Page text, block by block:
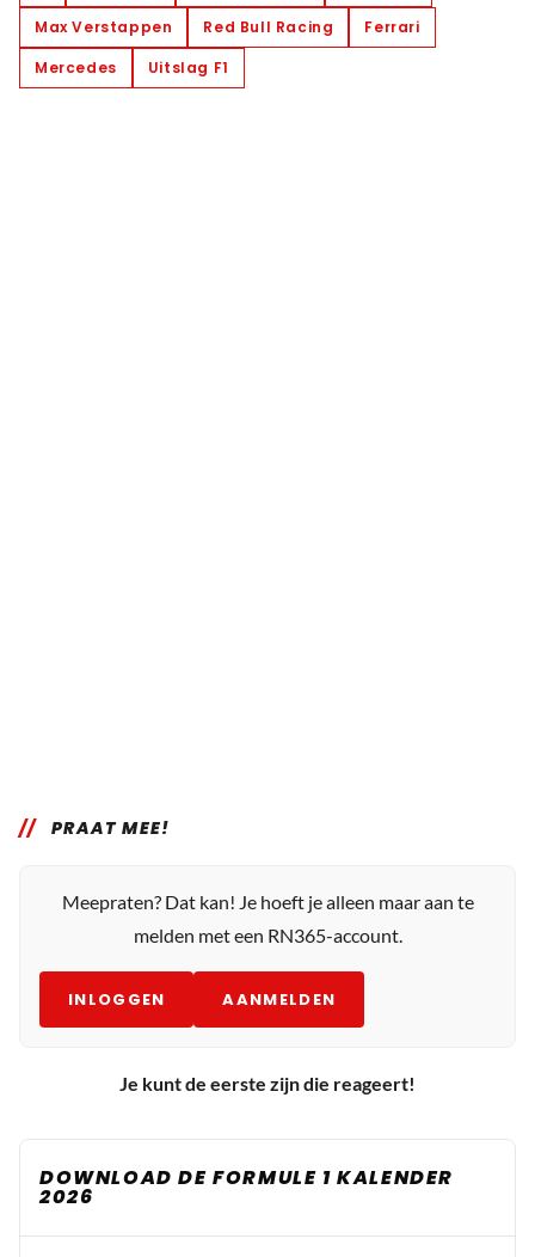
Max Verstappen
Red Bull Racing
Ferrari
Mercedes
Uitslag F1
PRAAT MEE!
Meepraten? Dat kan! Je hoeft je alleen maar aan te
melden met een RN365-account.
INLOGGEN AANMELDEN
Je kunt de eerste zijn die reageert!
DOWNLOAD DE FORMULE 1 KALENDER
2026